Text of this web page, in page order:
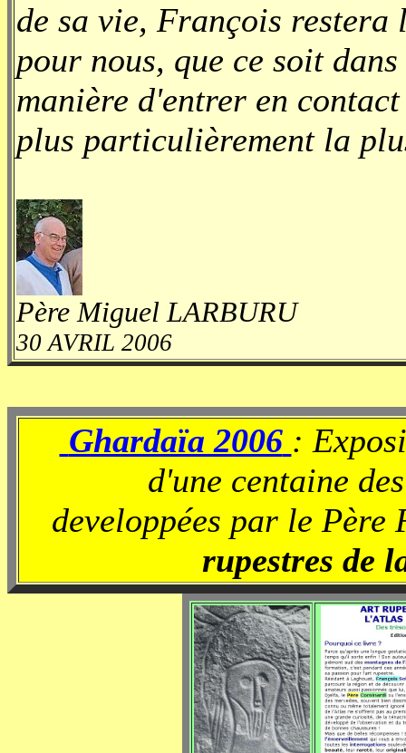
de sa vie, François restera
pour nous, que ce soit
manière d'entrer en
plus particulièrement la
Père Miguel LARBURU
30 AVRIL 2006
Ghardaïa 2006 :
d'une centaine
developpées par le
rupestres de